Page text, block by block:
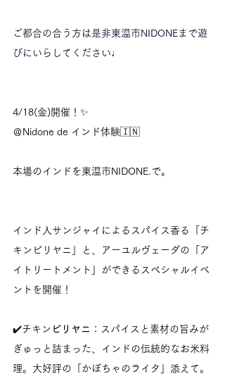
ご都合の合う方は是非東温市NIDONEまで遊
びにいらしてください♩
4/18(金)開催！✨
＠Nidone de インド体験🇮🇳
本場のインドを東温市NIDONE.で。
インド人サンジャイによるスパイス香る「チ
キンビリヤニ」と、アーユルヴェーダの「ア
イトリートメント」ができるスペシャルイベ
ントを開催！
✔️チキン ビリヤニ ：スパイスと素材の旨みが
ぎゅっと詰まった、インドの伝統的なお米料
理。大好評の「かぼちゃのライタ」添えて。